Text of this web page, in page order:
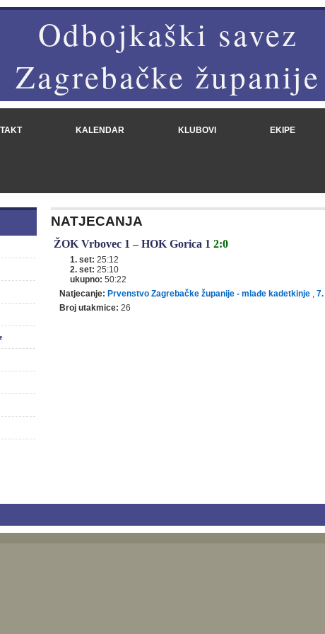
Odbojkaški savez
Zagrebačke županije
KALENDAR KLUBOVI EKIPE
NATJECANJA
ŽOK Vrbovec 1 –HOK Gorica 1 2:0
1. set: 25:12
2. set: 25:10
ukupno: 50:22
Natjecanje: Prvenstvo Zagrebačke županije - mlađe kadetkinje ,
Broj utakmice: 26